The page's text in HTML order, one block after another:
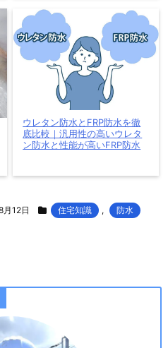
ウレタン防水とFRP防水を徹
底比較｜汎用性の高いウレタ
ン防水と性能が高いFRP防水
月12日 住宅知識 , 防水